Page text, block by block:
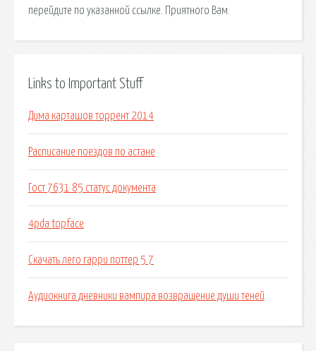
перейдите по указанной ссылке. Приятного Вам.
Links to Important Stuff
Дима карташов торрент 2014
Расписание поездов по астане
Гост 7631 85 статус документа
4pda topface
Скачать лего гарри поттер 5 7
Аудиокнига дневники вампира возвращение души теней